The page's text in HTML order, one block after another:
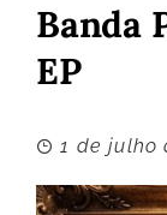
Banda
EP
1 de julho